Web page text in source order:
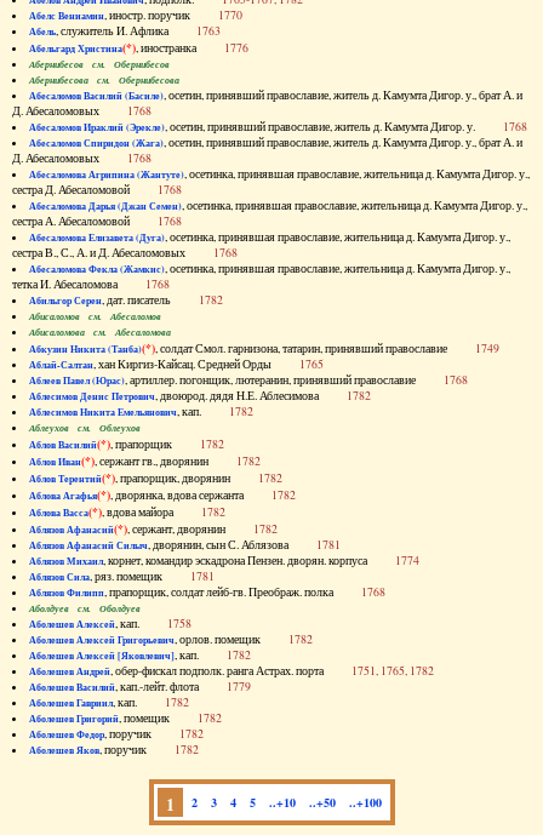
Абелс Вениамин, иностр. поручик 1770
Абель, служитель И. Афлика 1763
Абельгард Христина(*), иностранка 1776
Абернибесов см. Обернибесов
Абернибесова см. Обернибесова
Абесаломов Василий (Басиле), осетин, принявший православие, житель д. Камумта Дигор. у., брат А. и
Д. Абесаломовых 1768
Абесаломов Ираклий (Эрекле), осетин, принявший православие, житель д. Камумта Дигор. у. 1768
Абесаломов Спиридон (Жага), осетин, принявший православие, житель д. Камумта Дигор. у., брат А. и
Д. Абесаломовых 1768
Абесаломова Агрипина (Жантуте), осетинка, принявшая православие, жительница д. Камумта Дигор. у.,
сестра Д. Абесаломовой 1768
Абесаломова Дарья (Джан Семен), осетинка, принявшая православие, жительница д. Камумта Дигор. у.,
сестра А. Абесаломовой 1768
Абесаломова Елизавета (Дуга), осетинка, принявшая православие, жительница д. Камумта Дигор. у.,
сестра В., С., А. и Д. Абесаломовых 1768
Абесаломова Фекла (Жамкис), осетинка, принявшая православие, жительница д. Камумта Дигор. у.,
тетка И. Абесаломова 1768
Абильгор Серен, дат. писатель 1782
Абисаломов см. Абесаломов
Абисаломова см. Абесаломова
Абкузин Никита (Танба)(*), солдат Смол. гарнизона, татарин, принявший православие 1749
Аблай-Салтан, хан Киргиз-Кайсац. Средней Орды 1765
Аблеев Павел (Юрас), артиллер. погонщик, лютеранин, принявший православие 1768
Аблесимов Денис Петрович, двоюрод. дядя Н.Е. Аблесимова 1782
Аблесимов Никита Емельянович, кап. 1782
Аблеухов см. Облеухов
Аблов Василий(*), прапорщик 1782
Аблов Иван(*), сержант гв., дворянин 1782
Аблов Терентий(*), прапорщик, дворянин 1782
Аблова Агафья(*), дворянка, вдова сержанта 1782
Аблова Васса(*), вдова майора 1782
Аблязов Афанасий(*), сержант, дворянин 1782
Аблязов Афанасий Силыч, дворянин, сын С. Аблязова 1781
Аблязов Михаил, корнет, командир эскадрона Пензен. дворян. корпуса 1774
Аблязов Сила, ряз. помещик 1781
Аблязов Филипп, прапорщик, солдат лейб-гв. Преображ. полка 1768
Аболдуев см. Оболдуев
Аболешев Алексей, кап. 1758
Аболешев Алексей Григорьевич, орлов. помещик 1782
Аболешев Алексей [Яковлевич], кап. 1782
Аболешев Андрей, обер-фискал подполк. ранга Астрах. порта 1751, 1765, 1782
Аболешев Василий, кап.-лейт. флота 1779
Аболешев Гавриил, кап. 1782
Аболешев Григорий, помещик 1782
Аболешев Федор, поручик 1782
Аболешев Яков, поручик 1782
1 2 3 4 5 ..+10 ..+50 ..+100